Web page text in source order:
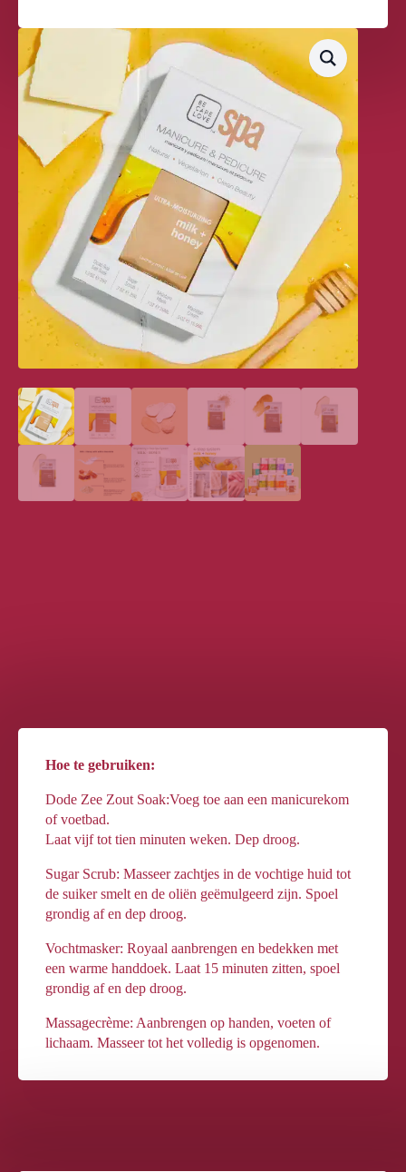
+
CHOCOLATE
aantal
Hoe te gebruiken:
Dode Zee Zout Soak:Voeg toe aan een manicurekom
of voetbad.
Laat vijf tot tien minuten weken. Dep droog.
Sugar Scrub: Masseer zachtjes in de vochtige huid tot
de suiker smelt en de oliën geëmulgeerd zijn. Spoel
grondig af en dep droog.
Vochtmasker: Royaal aanbrengen en bedekken met
een warme handdoek. Laat 15 minuten zitten, spoel
grondig af en dep droog.
Massagecrème: Aanbrengen op handen, voeten of
lichaam. Masseer tot het volledig is opgenomen.